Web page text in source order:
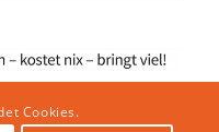
Cookies.